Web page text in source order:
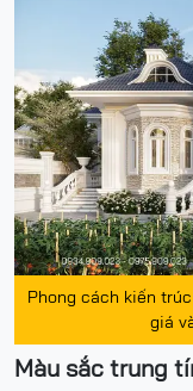
Phong cách kiến
giá
Màu sắc trung